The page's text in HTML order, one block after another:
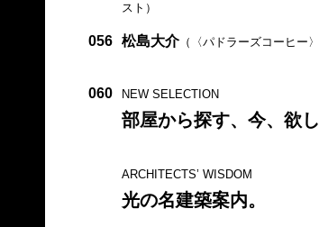
スト）
056 松島大介（〈パドラーズコーヒー〉
060 NEW SELECTION
部屋から探す、今、欲し
ARCHITECTS’ WISDOM
光の名建築案内。